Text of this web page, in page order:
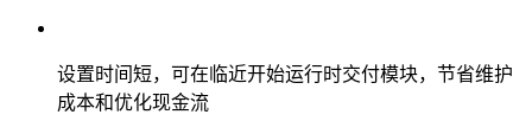
设置时间短，可在临近开始运行时交付模块，节省维护
成本和优化现金流